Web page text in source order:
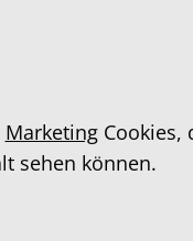
MarketingCookies,
sehen können.